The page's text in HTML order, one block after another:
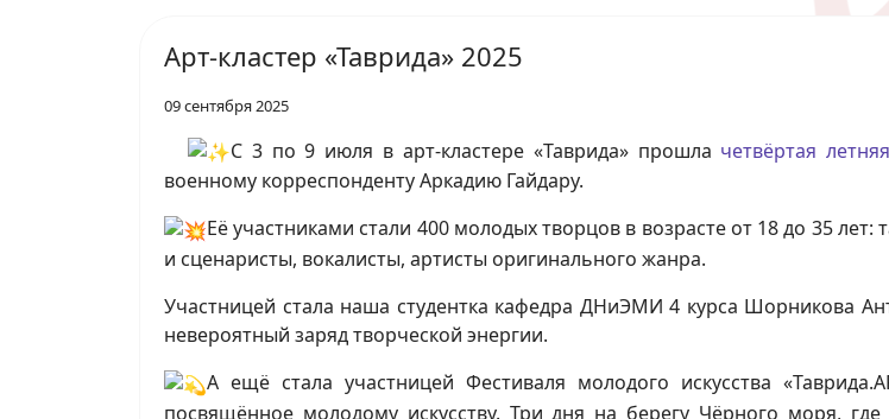
Арт-кластер «Таврида» 2025
09 сентября 2025
С 3 по 9 июля в арт-кластере «Таврида» прошла четвёртая
военному корреспонденту Аркадию Гайдару.
Её участниками стали 400 молодых творцов в возрасте от 18 до 35
и сценаристы, вокалисты, артисты оригинального жанра.
Участницей стала наша студентка кафедра ДНиЭМИ 4 курса Шорникова
невероятный заряд творческой энергии.
А ещё стала участницей Фестиваля молодого искусства
посвящённое молодому искусству. Три дня на берегу Чёрного моря,